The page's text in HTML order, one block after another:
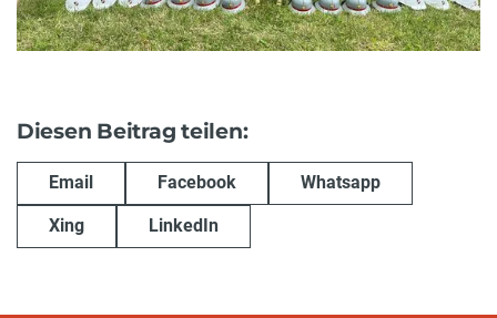
Diesen Beitrag teilen:
Email Facebook Whatsapp
Xing LinkedIn